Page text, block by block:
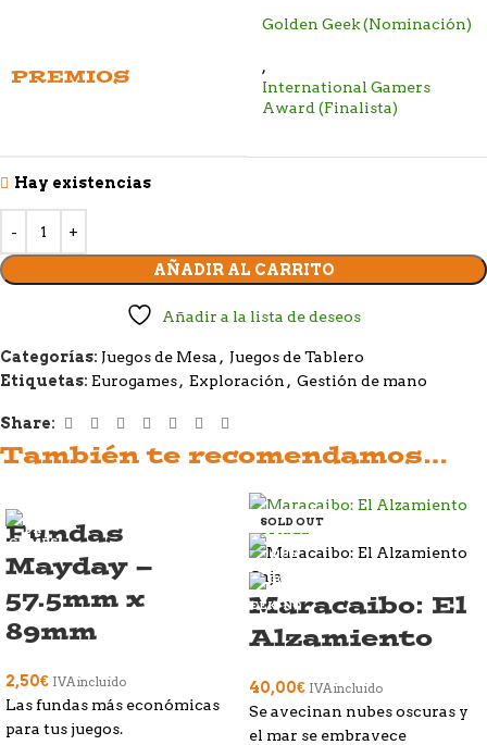
PREMIOS
Golden Geek (Nominación)
,
International Gamers
Award (Finalista)
Hay existencias
AÑADIR AL CARRITO
Añadir a la lista de deseos
Categorías: Juegos de Mesa , Juegos de Tablero
Etiquetas: Eurogames, Exploración , Gestión de mano
Share:
También te recomendamos…
Fundas
Mayday –
57.5mm x
89mm
2,50€ IVA incluido
Las fundas más económicas
para tus juegos.
SOLD OUT
Maracaibo: El
Alzamiento
40,00€ IVA incluido
Se avecinan nubes oscuras y
el mar se embravece